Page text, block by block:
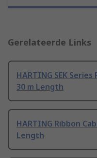
Gerelateerde Links
HARTING SEK
30 m Length
HARTING Ribbon
Length